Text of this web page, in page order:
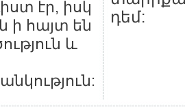
էր, իսկ
ի հայտ են
և
դեմ: